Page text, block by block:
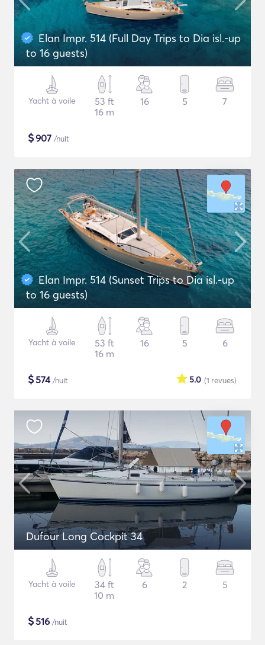
Elan Impr. 514 (Full Day Trips to Dia isl.-up
to 16 guests)
Yacht à voile
53 ft
16 m
16 5 7
$907 /nuit
Elan Impr. 514 (Sunset Trips to Dia isl.-up
to 16 guests)
Yacht à voile
53 ft
16 m
16 5 6
$574/nuit (1 revues)
5.0
Dufour Long Cockpit 34
Yacht à voile
34 ft
10 m
6 2 5
$516 /nuit